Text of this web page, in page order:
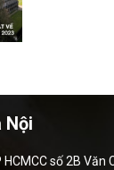
Nội
số 2B Văn